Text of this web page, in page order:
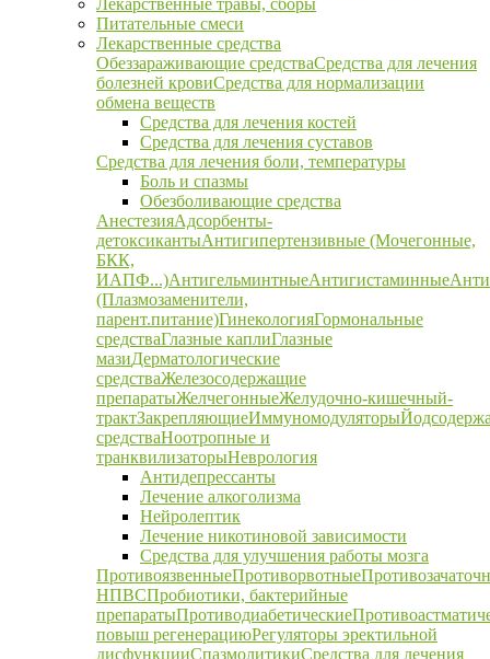
Лекарственные травы, сборы
Питательные смеси
Лекарственные средства
Обеззараживающие средстваСредства для лечения
болезней кровиСредства для нормализации
обмена веществ
Средства для лечения костей
Средства для лечения суставов
Средства для лечения боли, температуры
Боль и спазмы
Обезболивающие средства
АнестезияАдсорбенты-
детоксикантыАнтигипертензивные (Мочегонные,
БКК,
ИАПФ...)АнтигельминтныеАнтигистаминные
(Плазмозаменители,
парент.питание)ГинекологияГормональные
средстваГлазные каплиГлазные
мазиДерматологические
средстваЖелезосодержащие
препаратыЖелчегонныеЖелудочно-кишечный-
трактЗакрепляющиеИммуномодуляторы
средстваНоотропные и
транквилизаторыНеврология
Антидепрессанты
Лечение алкоголизма
Нейролептик
Лечение никотиновой зависимости
Средства для улучшения работы мозга
ПротивоязвенныеПротиворвотные
НПВСПробиотики, бактерийные
препаратыПротиводиабетические
повыш регенерациюРегуляторы эректильной
дисфункцииСпазмолитикиСредства для лечения